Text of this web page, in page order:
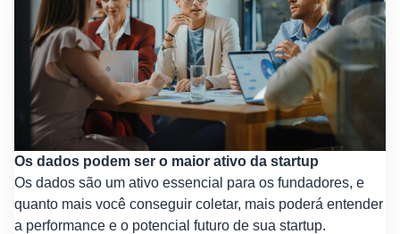
Os dados podem ser o maior ativo da startup
Os dados são um ativo essencial para os fundadores, e
quanto mais você conseguir coletar, mais poderá entender
a performance e o potencial futuro de sua startup.